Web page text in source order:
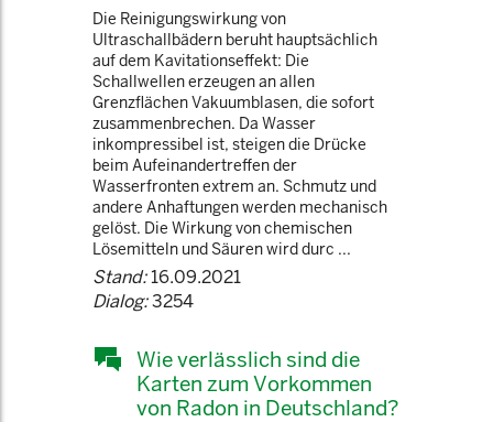
Die Reinigungswirkung von
Ultraschallbädern beruht hauptsächlich
auf dem Kavitationseffekt: Die
Schallwellen erzeugen an allen
Grenzflächen Vakuumblasen, die sofort
zusammenbrechen. Da Wasser
inkompressibel ist, steigen die Drücke
beim Aufeinandertreffen der
Wasserfronten extrem an. Schmutz und
andere Anhaftungen werden mechanisch
gelöst. Die Wirkung von chemischen
Lösemitteln und Säuren wird durc ...
Stand:16.09.2021
Dialog:3254
Wie verlässlich sind die
Karten zum Vorkommen
von Radon in Deutschland?